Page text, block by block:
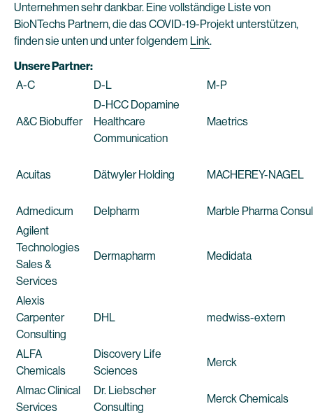
Unternehmen sehr dankbar. Eine vollständige Liste von
BioNTechs Partnern, die das COVID-19-Projekt unterstützen,
finden sie unten und unter folgendem Link.
Unsere Partner:
A-C
D-L M-P
A&C Biobuffer
D-HCC Dopamine
Healthcare
Communication
Maetrics
Acuitas Dätwyler Holding MACHEREY-NAGEL
Admedicum Delpharm
Marble Pharma
Agilent
Technologies
Sales &
Services
Dermapharm Medidata
Alexis
Carpenter
Consulting
DHL medwiss-extern
ALFA
Chemicals
Discovery Life
Sciences
Merck
Almac Clinical
Services
Dr. Liebscher
Consulting
Merck Chemicals